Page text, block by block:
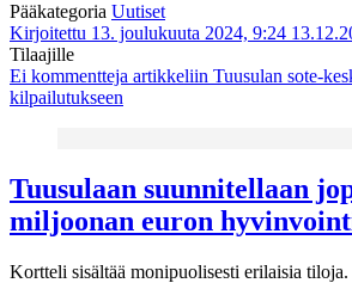
Pääkategoria Uutiset
Kirjoitettu 13. joulukuuta 2024, 9:24
Tilaajille
Ei kommentteja artikkeliin Tuusulan sote-
kilpailutukseen
Tuusulaan suunnitellaan
miljoonan euron
Kortteli sisältää monipuolisesti erilaisia tiloja.